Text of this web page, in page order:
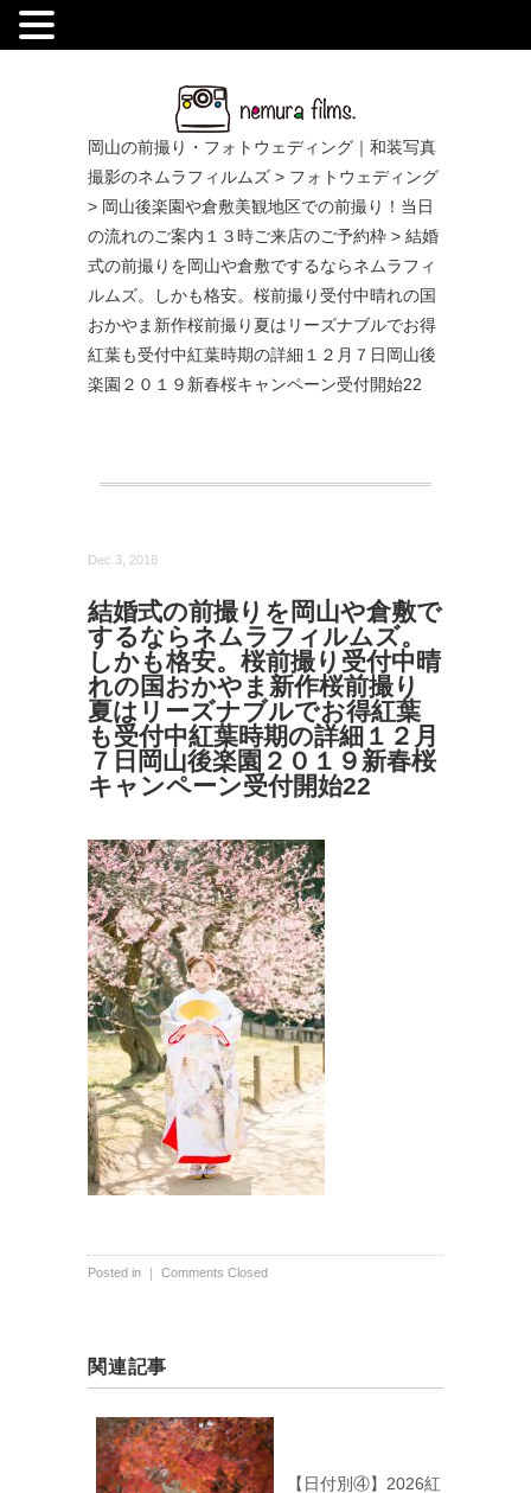
岡山の前撮り・フォトウェディング｜和装写真
撮影のネムラフィルムズ > フォトウェディング
> 岡山後楽園や倉敷美観地区での前撮り！当日
の流れのご案内１３時ご来店のご予約枠 > 結婚
式の前撮りを岡山や倉敷でするならネムラフィ
ルムズ。しかも格安。桜前撮り受付中晴れの国
おかやま新作桜前撮り夏はリーズナブルでお得
紅葉も受付中紅葉時期の詳細１２月７日岡山後
楽園２０１９新春桜キャンペーン受付開始22
Dec 3, 2018
結婚式の前撮りを岡山や倉敷で
するならネムラフィルムズ。
しかも格安。桜前撮り受付中晴
れの国おかやま新作桜前撮り
夏はリーズナブルでお得紅葉
も受付中紅葉時期の詳細１２月
７日岡山後楽園２０１９新春桜
キャンペーン受付開始22
Posted in ｜ Comments Closed
関連記事
【日付別④】2026紅